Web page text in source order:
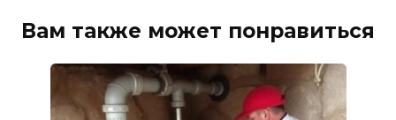
Вам также может понравиться